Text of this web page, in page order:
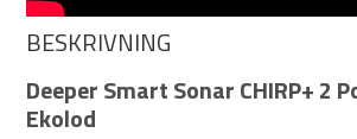
BESKRIVNING
Deeper Smart Sonar CHIRP+ 2
Ekolod